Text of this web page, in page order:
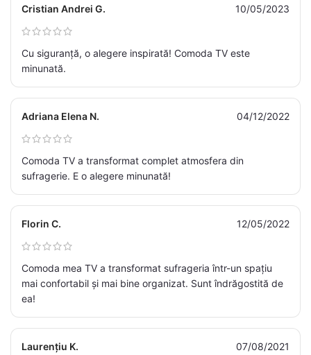
Cristian Andrei G. 10/05/2023
Cu siguranță, o alegere inspirată! Comoda TV este
minunată.
Adriana Elena N. 04/12/2022
Comoda TV a transformat complet atmosfera din
sufragerie. E o alegere minunată!
Florin C. 12/05/2022
Comoda mea TV a transformat sufrageria într-un spațiu
mai confortabil și mai bine organizat. Sunt îndrăgostită de
ea!
Laurențiu K. 07/08/2021